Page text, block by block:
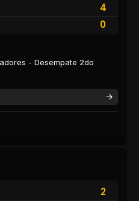
4
0
- Desempate 2do
2